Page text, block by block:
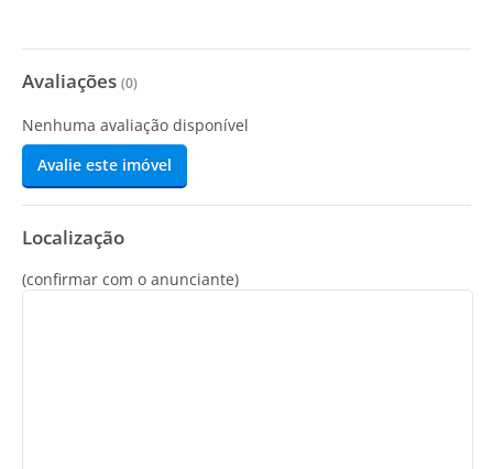
Avaliações (0)
Nenhuma avaliação disponível
Avalie este imóvel
Localização
(confirmar com o anunciante)